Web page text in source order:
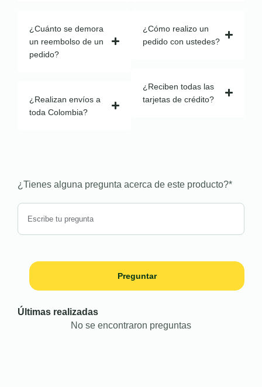
¿Cuánto se demora
un reembolso de un
pedido?
¿Realizan envíos a
toda Colombia?
¿Cómo realizo un
pedido con ustedes?
¿Reciben todas las
tarjetas de crédito?
¿Tienes alguna pregunta acerca de este producto?*
Preguntar
Últimas realizadas
No se encontraron preguntas